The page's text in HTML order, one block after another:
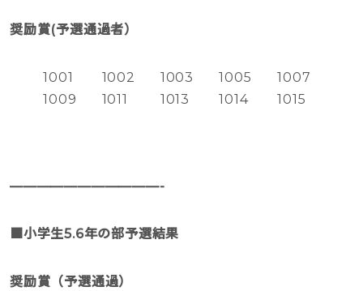
奨励賞(予選通過者）
1001 1002 1003 1005
1007
1009
1011 1013 1014 1015
———————————-
■小学生5.6年の部予選結果
奨励賞（予選通過）